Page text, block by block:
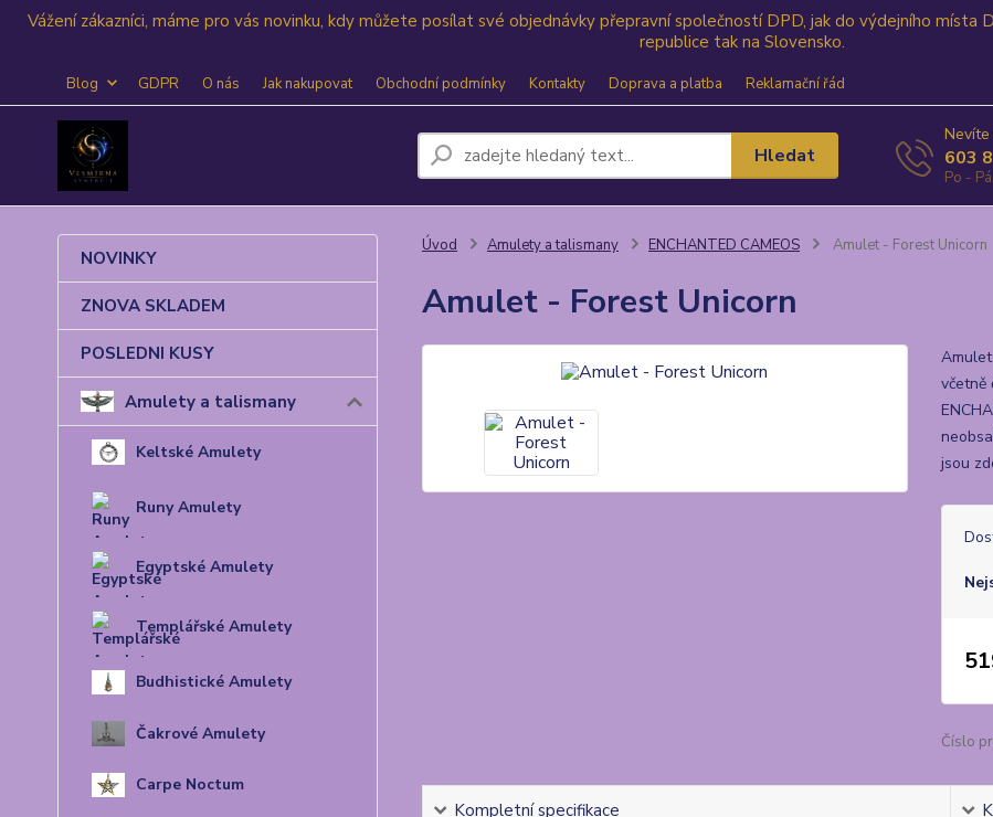
Vážení zákazníci, máme pro vás novinku, kdy můžete posílat své objednávky přepravní společností DPD, jak do výdejního místa
republice tak na Slovensko.
Blog GDPR O nás Jak nakupovat Obchodní podmínky Kontakty Doprava a platba Reklamační řád
Hledat
Nevíte
603
Po -
NOVINKY
ZNOVA SKLADEM
POSLEDNI KUSY
Amulety a talismany
Keltské Amulety
Runy Amulety
Egyptské Amulety
Templářské Amulety
Budhistické Amulety
Čakrové Amulety
Carpe Noctum
Úvod Amulety a talismany ENCHANTED CAMEOS Amulet - Forest Unicorn
Amulet - Forest Unicorn
včetně
jsou
Číslo
Kompletní specifikace